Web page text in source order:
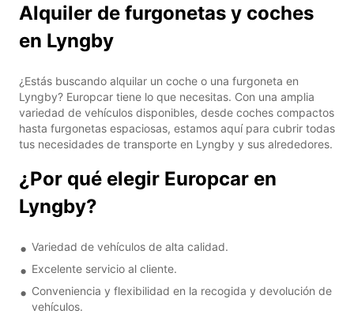
Alquiler de furgonetas y coches
en Lyngby
¿Estás buscando alquilar un coche o una furgoneta en
Lyngby? Europcar tiene lo que necesitas. Con una amplia
variedad de vehículos disponibles, desde coches compactos
hasta furgonetas espaciosas, estamos aquí para cubrir todas
tus necesidades de transporte en Lyngby y sus alrededores.
¿Por qué elegir Europcar en
Lyngby?
Variedad de vehículos de alta calidad.
Excelente servicio al cliente.
Conveniencia y flexibilidad en la recogida y devolución de
vehículos.